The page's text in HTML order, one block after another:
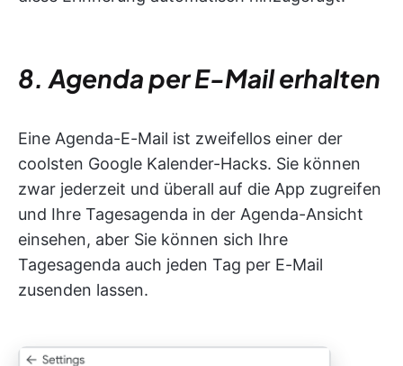
8. Agenda per E-Mail erhalten
Eine Agenda-E-Mail ist zweifellos einer der
coolsten Google Kalender-Hacks. Sie können
zwar jederzeit und überall auf die App zugreifen
und Ihre Tagesagenda in der Agenda-Ansicht
einsehen, aber Sie können sich Ihre
Tagesagenda auch jeden Tag per E-Mail
zusenden lassen.